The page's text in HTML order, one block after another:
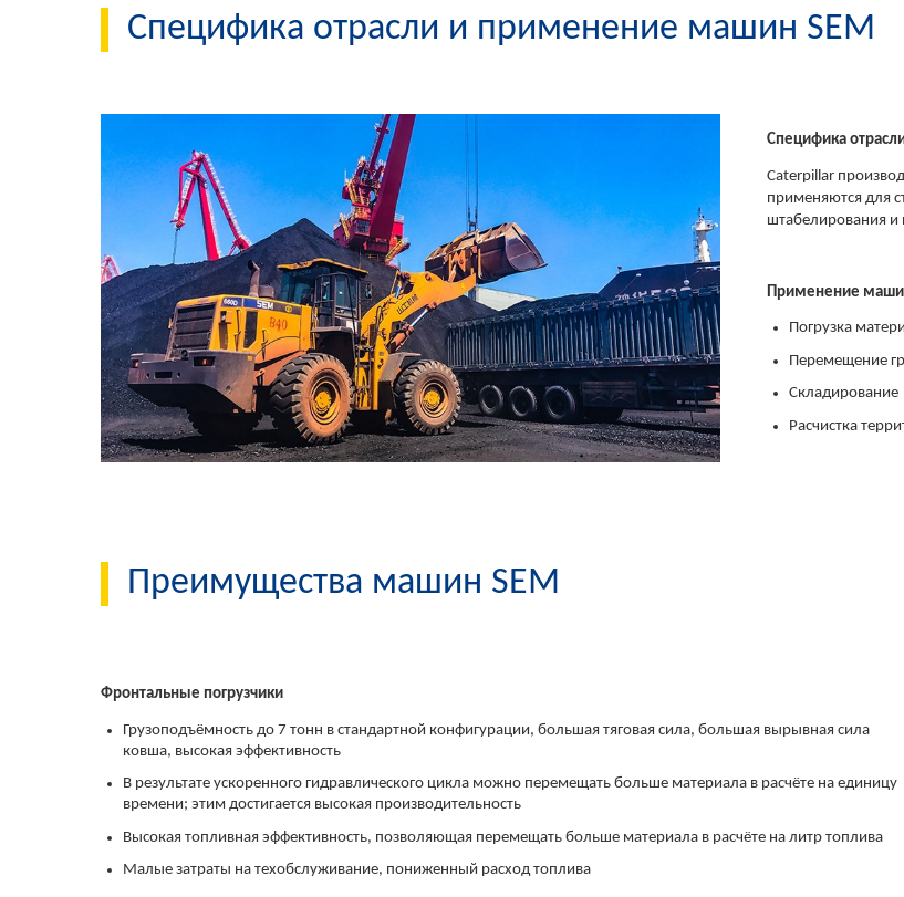
Специфика отрасли и применение машин SEM
Специфика
Caterpillar
применяются для
штабелирования и
Применение
Погрузка
Перемещение
Складирование
Расчистка
Преимущества машин SEM
Фронтальные погрузчики
Грузоподъёмность до 7 тонн в стандартной конфигурации, большая тяговая сила, большая вырывная сила
ковша, высокая эффективность
В результате ускоренного гидравлического цикла можно перемещать больше материала в расчёте на единицу
времени; этим достигается высокая производительность
Высокая топливная эффективность, позволяющая перемещать больше материала в расчёте на литр топлива
Малые затраты на техобслуживание, пониженный расход топлива